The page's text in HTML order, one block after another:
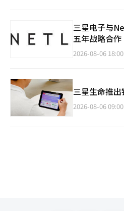
三星电子与
五年战略合作
2026-08-06
三星生命推
2026-08-06